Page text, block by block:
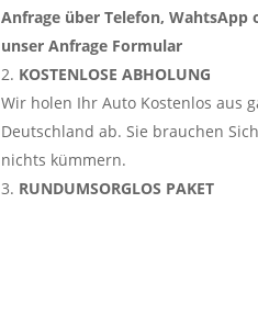
Anfrage über Telefon, WahtsApp
unser Anfrage Formular
KOSTENLOSE ABHOLUNG
Wir holen Ihr Auto Kostenlos aus
Deutschland ab. Sie brauchen
nichts kümmern.
RUNDUMSORGLOS PAKET